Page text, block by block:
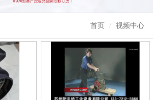
首页 视频中心